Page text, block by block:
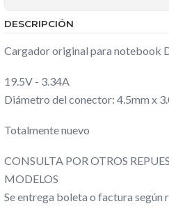
DESCRIPCIÓN
Cargador original para notebook
19.5V - 3.34A
Diámetro del conector: 4.5mm x
Totalmente nuevo
CONSULTA POR OTROS
MODELOS
Se entrega boleta o factura